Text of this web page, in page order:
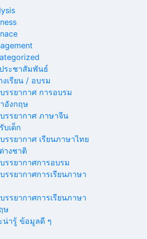
ระชาสัมพันธ์
งเรียน / อบรม
รรยากาศ การอบรม
อังกฤษ
รรยากาศ ภาษาจีน
บเด็ก
รรยากาศ เรียนภาษาไทย
างชาติ
รรยากาศการอบรม
รรยากาศการเรียนภาษา
รรยากาศการเรียนภาษา
ษ
น่ารู้ ข้อมูลดี ๆ